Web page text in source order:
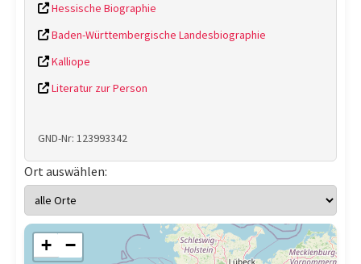
Hessische Biographie
Baden-Württembergische Landesbiographie
Kalliope
Literatur zur Person
GND-Nr: 123993342
Ort auswählen:
+ −